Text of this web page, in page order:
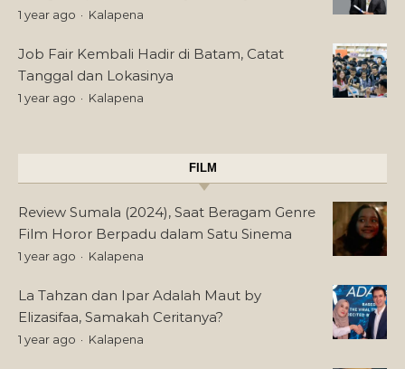
1 year ago Kalapena
Job Fair Kembali Hadir di Batam, Catat
Tanggal dan Lokasinya
1 year ago Kalapena
FILM
Review Sumala (2024), Saat Beragam Genre
Film Horor Berpadu dalam Satu Sinema
1 year ago Kalapena
La Tahzan dan Ipar Adalah Maut by
Elizasifaa, Samakah Ceritanya?
1 year ago Kalapena